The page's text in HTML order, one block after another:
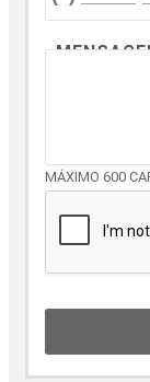
MÁXIMO 600